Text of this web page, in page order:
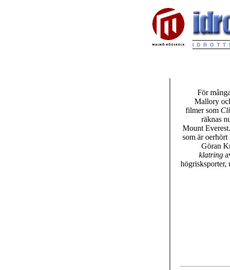
För
Mallory
filmer som
räknas
Mount
som är
Göran
klatring
högrisksporter,